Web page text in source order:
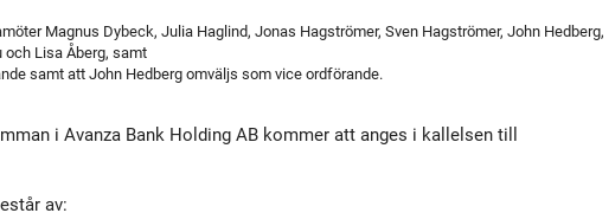
Magnus Dybeck, Julia Haglind, Jonas Hagströmer, Sven Hagströmer, John Hedberg,
och Lisa Åberg, samt
samt att John Hedberg omväljs som vice ordförande.
i Avanza Bank Holding AB kommer att anges i kallelsen till
av: